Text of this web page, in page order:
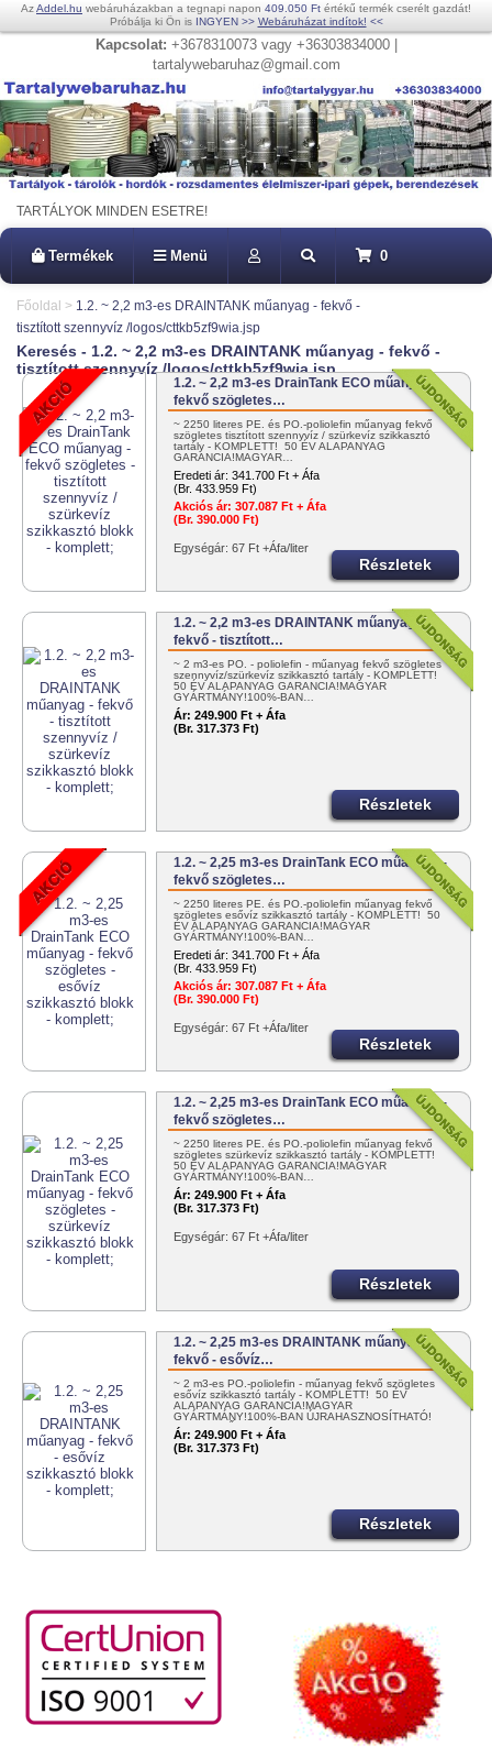
AzAddel.hu webáruházakban a tegnapi napon 409.050 Ft értékű termék cserélt gazdát!
Próbálja ki Ön is INGYEN >> Webáruházat indítok! <<
Kapcsolat: +3678310073 vagy +36303834000 |
tartalywebaruhaz@gmail.com
TARTÁLYOK MINDEN ESETRE!
Termékek Menü 0
Főoldal > 1.2. ~ 2,2 m3-es DRAINTANK műanyag - fekvő -
tisztított szennyvíz /logos/cttkb5zf9wia.jsp
Keresés - 1.2. ~ 2,2 m3-es DRAINTANK műanyag - fekvő -
tisztított szennyvíz /logos/cttkb5zf9wia.jsp
1.2. ~ 2,2 m3-es DrainTank ECO műanyag -
fekvő szögletes…
~ 2250 literes PE. és PO.-poliolefin műanyag fekvő
szögletes tisztított szennyvíz / szürkevíz szikkasztó
tartály - KOMPLETT! 50 ÉV ALAPANYAG
GARANCIA!MAGYAR…
Eredeti ár: 341.700 Ft + Áfa
(Br. 433.959 Ft)
Akciós ár: 307.087 Ft + Áfa
(Br. 390.000 Ft)
Egységár: 67 Ft +Áfa/liter
Részletek
1.2. ~ 2,2 m3-es DRAINTANK műanyag -
fekvő - tisztított…
~ 2 m3-es PO. - poliolefin - műanyag fekvő szögletes
szennyvíz/szürkevíz szikkasztó tartály - KOMPLETT!
50 ÉV ALAPANYAG GARANCIA!MAGYAR
GYÁRTMÁNY!100%-BAN…
Ár: 249.900 Ft + Áfa
(Br. 317.373 Ft)
Részletek
1.2. ~ 2,25 m3-es DrainTank ECO műanyag -
fekvő szögletes…
~ 2250 literes PE. és PO.-poliolefin műanyag fekvő
szögletes esővíz szikkasztó tartály - KOMPLETT! 50
ÉV ALAPANYAG GARANCIA!MAGYAR
GYÁRTMÁNY!100%-BAN…
Eredeti ár: 341.700 Ft + Áfa
(Br. 433.959 Ft)
Akciós ár: 307.087 Ft + Áfa
(Br. 390.000 Ft)
Egységár: 67 Ft +Áfa/liter
Részletek
1.2. ~ 2,25 m3-es DrainTank ECO műanyag -
fekvő szögletes…
~ 2250 literes PE. és PO.-poliolefin műanyag fekvő
szögletes szürkevíz szikkasztó tartály - KOMPLETT!
50 ÉV ALAPANYAG GARANCIA!MAGYAR
GYÁRTMÁNY!100%-BAN…
Ár: 249.900 Ft + Áfa
(Br. 317.373 Ft)
Egységár: 67 Ft +Áfa/liter
Részletek
1.2. ~ 2,25 m3-es DRAINTANK műanyag -
fekvő - esővíz…
~ 2 m3-es PO.-poliolefin - műanyag fekvő szögletes
esővíz szikkasztó tartály - KOMPLETT! 50 ÉV
ALAPANYAG GARANCIA!MAGYAR
GYÁRTMÁNY!100%-BAN ÚJRAHASZNOSÍTHATÓ!
EGYSZERŰEN…
Ár: 249.900 Ft + Áfa
(Br. 317.373 Ft)
Részletek